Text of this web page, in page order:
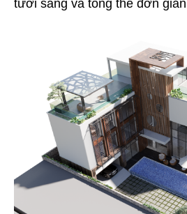
tươi sáng và tổng thể đơn